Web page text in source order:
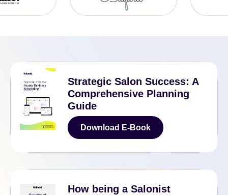
Strategic Salon Success: A
Comprehensive Planning
Guide
Download E-Book
Download E-Book
How being a Salonist